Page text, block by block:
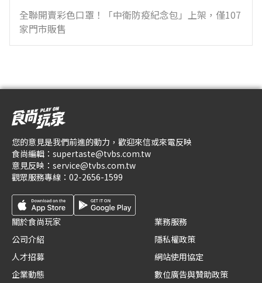
全聯開賣彩色口罩！「中衛防疫紀念包」上架，僅107
家門市販售
您的意見是我們前進的動力，歡迎來信或來電反映
食尚編輯： supertaste@tvbs.com.tw
意見反映： service@tvbs.com.tw
觀眾服務專線： 02-2656-1599
關於食尚玩家
公司介紹
人才招募
企業動態
業務服務
隱私權政策
網站使用協定
數位廣告與贊助政策